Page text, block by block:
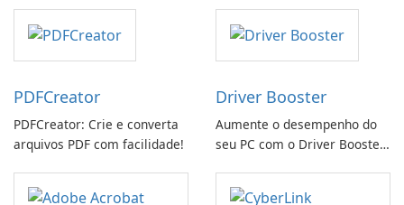
PDFCreator
PDFCreator: Crie e converta
arquivos PDF com facilidade!
Driver Booster
Aumente o desempenho do
seu PC com o Driver Booster